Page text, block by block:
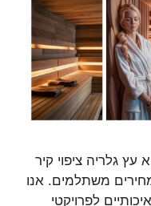
עץ גלריה ציפוי קיר
משתלמים. אנו
לפרויקטי